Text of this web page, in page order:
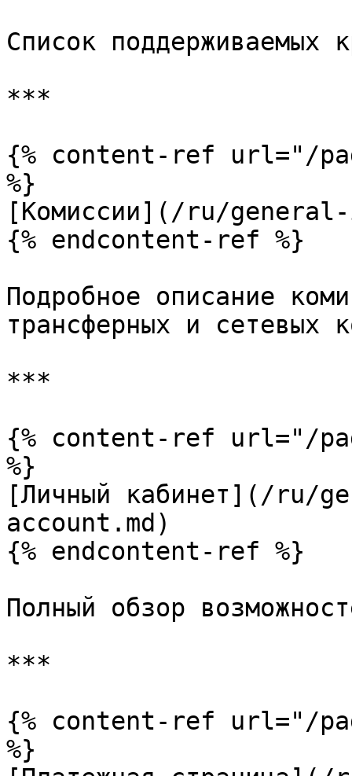
Список поддерживаемых
***
{% content-ref url="/
%}
[Комиссии](/ru/
{% endcontent-ref %}
Подробное описание
трансферных и сетевых
***
{% content-ref url="/
%}
[Личный кабинет](/ru/
account.md)
{% endcontent-ref %}
Полный обзор
***
{% content-ref url="/
%}